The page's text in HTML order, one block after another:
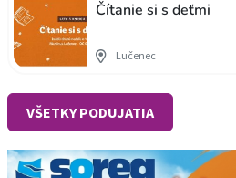
Čítanie si s deťmi
Lučenec
VŠETKY PODUJATIA